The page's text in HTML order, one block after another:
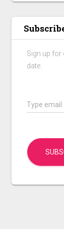
Sign up for
date.
Type email